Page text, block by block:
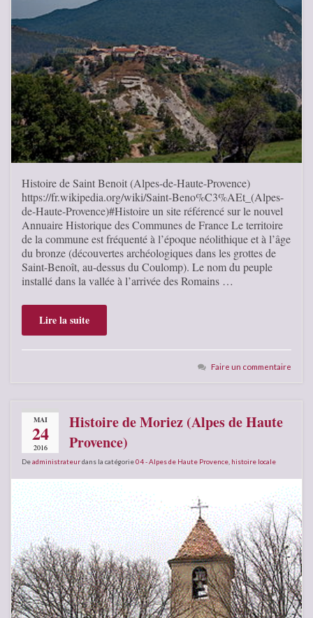
Histoire de Saint Benoit (Alpes-de-Haute-Provence)
https://fr.wikipedia.org/wiki/Saint-Beno%C3%AEt_(Alpes-
de-Haute-Provence)#Histoire un site référencé sur le nouvel
Annuaire Historique des Communes de France Le territoire
de la commune est fréquenté à l’époque néolithique et à l’âge
du bronze (découvertes archéologiques dans les grottes de
Saint-Benoît, au-dessus du Coulomp). Le nom du peuple
installé dans la vallée à l’arrivée des Romains …
Lire la suite
Faire un commentaire
MAI
24
2016
Histoire de Moriez (Alpes de Haute
Provence)
Deadministrateurdans la catégorie04 - Alpes de Haute Provence histoire locale